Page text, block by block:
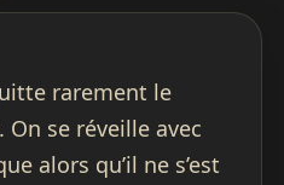
rarement le
se réveille avec
alors qu’il ne s’est